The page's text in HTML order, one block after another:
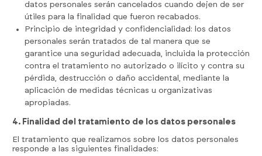
datos personales serán cancelados cuando dejen de ser
útiles para la finalidad que fueron recabados.
Principio de integridad y confidencialidad: los datos
personales serán tratados de tal manera que se
garantice una seguridad adecuada, incluida la protección
contra el tratamiento no autorizado o ilícito y contra su
pérdida, destrucción o daño accidental, mediante la
aplicación de medidas técnicas u organizativas
apropiadas.
4. Finalidad del tratamiento de los datos personales
El tratamiento que realizamos sobre los datos personales
responde a las siguientes finalidades: